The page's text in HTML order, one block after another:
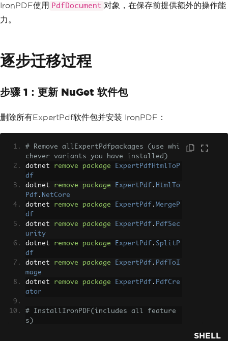
IronPDF使用 PdfDocument 对象，在保存前提供额外的操作能
力。
逐步迁移过程
步骤 1：更新 NuGet 软件包
删除所有ExpertPdf软件包并安装 IronPDF：
# Remove allExpertPdfpackages (use whi
chever variants you have installed)
dotnet remove package
ExpertPdfHtmlToP
df
dotnet remove package ExpertPdf . HtmlTo
Pdf . NetCore
dotnet remove package ExpertPdf . MergeP
df
dotnet remove package ExpertPdf . PdfSec
urity
dotnet remove package ExpertPdf . SplitP
df
dotnet remove package ExpertPdf . PdfToI
mage
dotnet remove package ExpertPdf . PdfCre
ator
# InstallIronPDF(includes all feature
s)
SHELL